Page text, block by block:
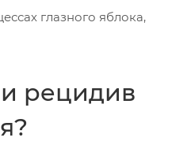
глазного яблока,
рецидив